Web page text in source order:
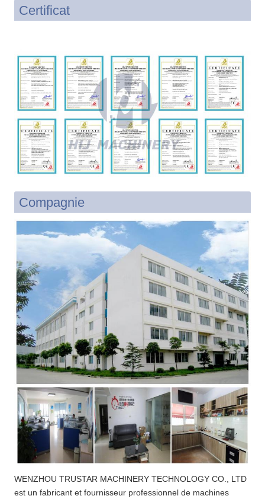
Certificat
Compagnie
WENZHOU TRUSTAR MACHINERY TECHNOLOGY CO., LTD
est un fabricant et fournisseur professionnel de machines